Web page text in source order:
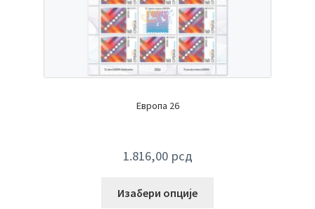
Европа 26
1.816,00 рсд
Изабери опције